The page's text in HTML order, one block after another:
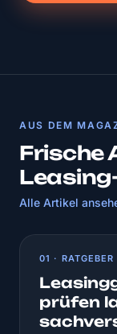
AUS DEM
Frische
Alle Artikel
01 · RATGEBER
prüfen